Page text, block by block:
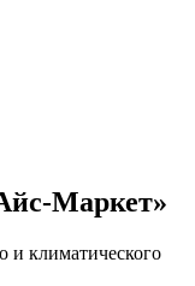
Маркет»
и климатического